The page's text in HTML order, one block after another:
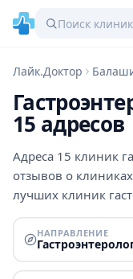
Лайк.Доктор
15 адресов
Адреса 15 клиник
отзывов о
лучших клиник
НАПРАВЛЕНИЕ